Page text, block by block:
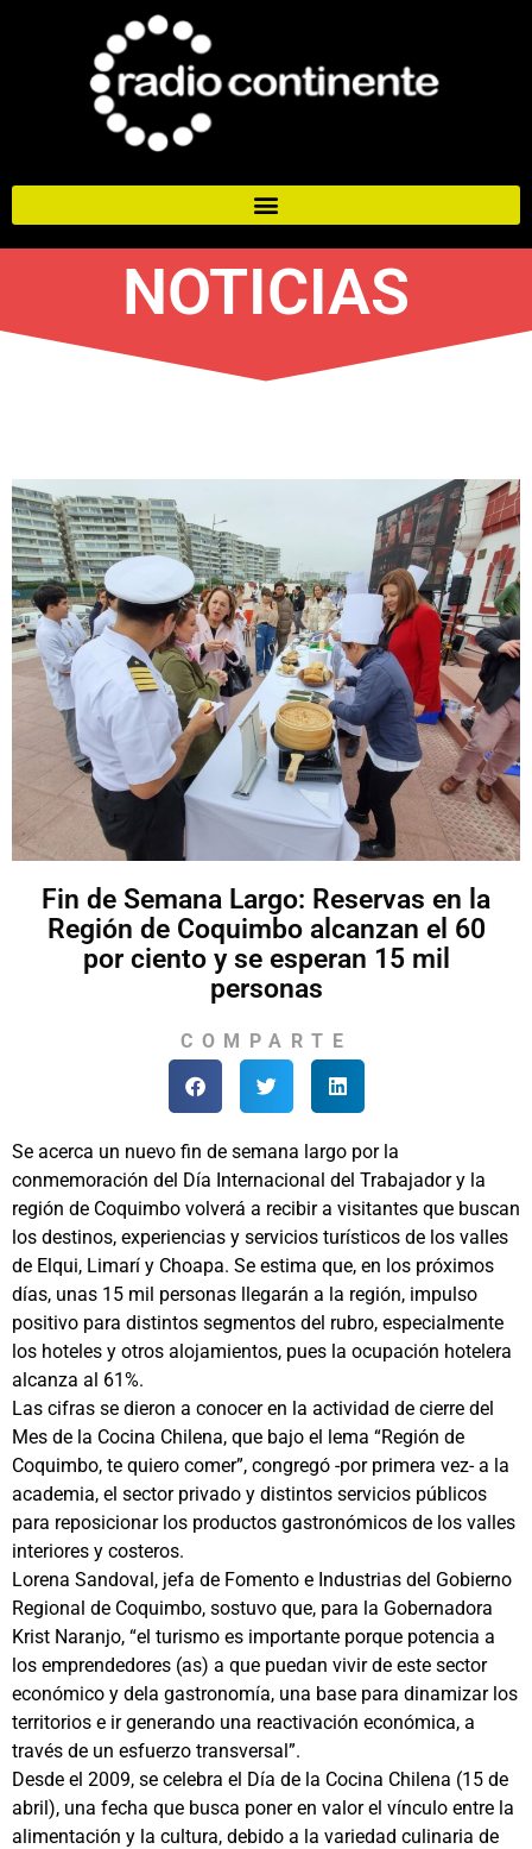
NOTICIAS
Fin de Semana Largo: Reservas en la
Región de Coquimbo alcanzan el 60
por ciento y se esperan 15 mil
personas
COMPARTE
Se acerca un nuevo fin de semana largo por la
conmemoración del Día Internacional del Trabajador y la
región de Coquimbo volverá a recibir a visitantes que buscan
los destinos, experiencias y servicios turísticos de los valles
de Elqui, Limarí y Choapa. Se estima que, en los próximos
días, unas 15 mil personas llegarán a la región, impulso
positivo para distintos segmentos del rubro, especialmente
los hoteles y otros alojamientos, pues la ocupación hotelera
alcanza al 61%.
Las cifras se dieron a conocer en la actividad de cierre del
Mes de la Cocina Chilena, que bajo el lema “Región de
Coquimbo, te quiero comer”, congregó -por primera vez- a la
academia, el sector privado y distintos servicios públicos
para reposicionar los productos gastronómicos de los valles
interiores y costeros.
Lorena Sandoval, jefa de Fomento e Industrias del Gobierno
Regional de Coquimbo, sostuvo que, para la Gobernadora
Krist Naranjo, “el turismo es importante porque potencia a
los emprendedores (as) a que puedan vivir de este sector
económico y dela gastronomía, una base para dinamizar los
territorios e ir generando una reactivación económica, a
través de un esfuerzo transversal”.
Desde el 2009, se celebra el Día de la Cocina Chilena (15 de
abril), una fecha que busca poner en valor el vínculo entre la
alimentación y la cultura, debido a la variedad culinaria de